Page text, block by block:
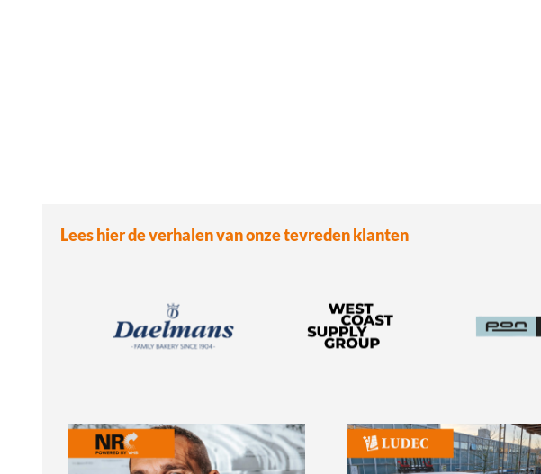
Lees hier de verhalen van onze tevreden klanten